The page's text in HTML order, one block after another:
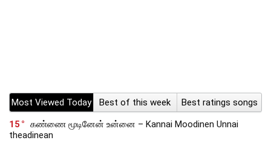
Most Viewed Today Best of this week
Best ratings songs
15
கண்ணை மூடினேன் உன்னை – Kannai Moodinen Unnai
theadinean